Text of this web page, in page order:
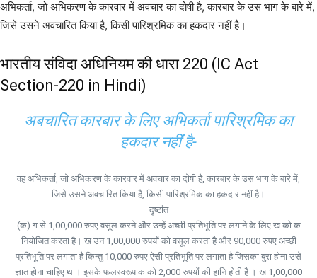
अभिकर्ता, जो अभिकरण के कारवार में अवचार का दोषी है, कारबार के उस भाग के बारे में,
जिसे उसने अवचारित किया है, किसी पारिश्रमिक का हकदार नहीं है।
भारतीय संविदा अधिनियम की धारा 220 (IC Act
Section-220 in Hindi)
अबचारित कारबार के लिए अभिकर्ता पारिश्रमिक का
हकदार नहीं है-
वह अभिकर्ता, जो अभिकरण के कारवार में अवचार का दोषी है, कारबार के उस भाग के बारे में,
जिसे उसने अवचारित किया है, किसी पारिश्रमिक का हकदार नहीं है।
दृष्टांत
(क) ग से 1,00,000 रुपए वसूल करने और उन्हें अच्छी प्रतिभूति पर लगाने के लिए ख को क
नियोजित करता है। ख उन 1,00,000 रुपयों को वसूल करता है और 90,000 रुपए अच्छी
प्रतिभूति पर लगाता है किन्तु 10,000 रुपए ऐसी प्रतिभूति पर लगाता है जिसका बुरा होना उसे
ज्ञात होना चाहिए था। इसके फलस्वरूप क को 2,000 रुपयों की हानि होती है । ख 1,00,000